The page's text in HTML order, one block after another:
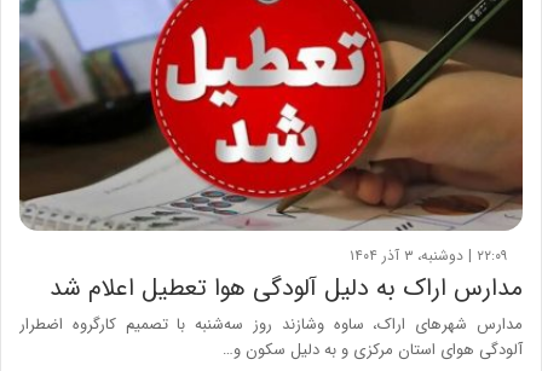
۲۲:۰۹ | دوشنبه، ۳ آذر ۱۴۰۴
مدارس اراک به دلیل آلودگی هوا تعطیل اعلام شد
مدارس شهرهای اراک، ساوه وشازند روز سه‌شنبه با تصمیم کارگروه اضطرار
آلودگی هوای استان مرکزی و به دلیل سکون و…